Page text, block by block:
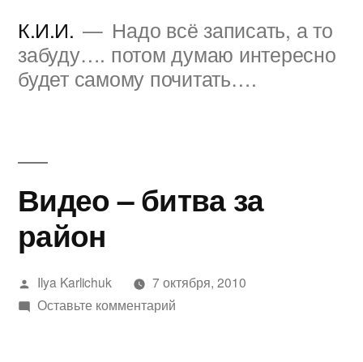
содержимому
К.И.И.
Надо всё записать, а то
забуду…. потом думаю интересно
будет самому почитать….
Видео – битва за
район
Написано
автором
Ilya Karlichuk
7 октября, 2010
Оставьте комментарийк